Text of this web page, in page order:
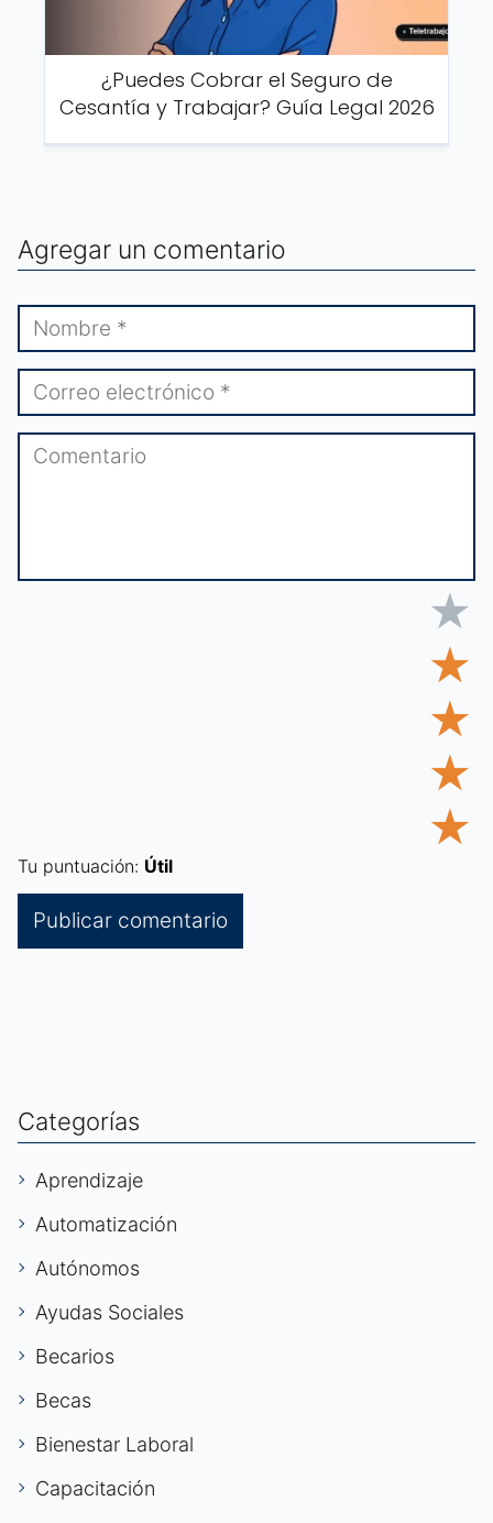
¿Puedes Cobrar el Seguro de
Cesantía y Trabajar? Guía Legal 2026
Agregar un comentario
★
★
★
★
★
Tu puntuación: Útil
Categorías
Aprendizaje
Automatización
Autónomos
Ayudas Sociales
Becarios
Becas
Bienestar Laboral
Capacitación